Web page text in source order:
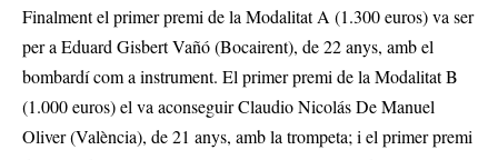
Finalment el primer premi de la Modalitat A (1.300 euros) va ser
per a Eduard Gisbert Vañó (Bocairent), de 22 anys, amb el
bombardí com a instrument. El primer premi de la Modalitat B
(1.000 euros) el va aconseguir Claudio Nicolás De Manuel
Oliver (València), de 21 anys, amb la trompeta; i el primer premi